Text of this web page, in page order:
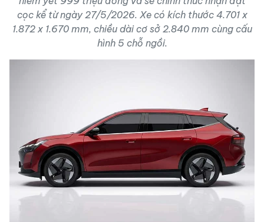
cọc kể từ ngày 27/5/2026. Xe có kích thước 4.701 x
1.872 x 1.670 mm, chiều dài cơ sở 2.840 mm cùng cấu
hình 5 chỗ ngồi.